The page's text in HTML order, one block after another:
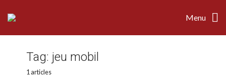
Menu
Tag: jeu mobil
1 articles